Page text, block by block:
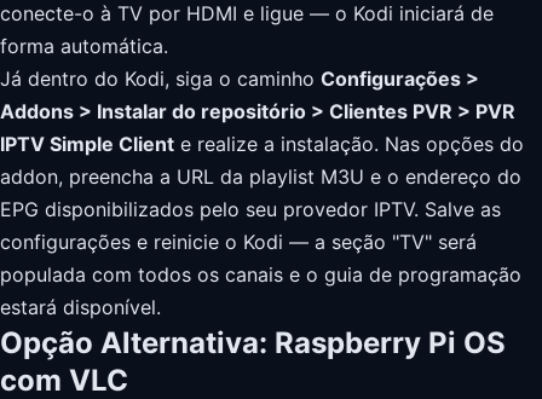
conecte-o à TV por HDMI e ligue — o Kodi iniciará de
forma automática.
Já dentro do Kodi, siga o caminho Configurações >
Addons > Instalar do repositório > Clientes PVR > PVR
IPTV Simple Client e realize a instalação. Nas opções do
addon, preencha a URL da playlist M3U e o endereço do
EPG disponibilizados pelo seu provedor IPTV. Salve as
configurações e reinicie o Kodi — a seção "TV" será
populada com todos os canais e o guia de programação
estará disponível.
Opção Alternativa: Raspberry Pi OS
com VLC